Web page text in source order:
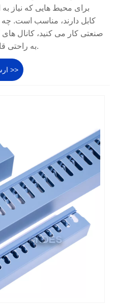
برای محیط هایی که نیاز به
کابل دارند، مناسب است. چه
صنعتی کار می کنید، کانال
به راحتی قابل دسترسی را تضمین می کنند.
ارسال استعلام >>